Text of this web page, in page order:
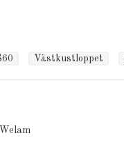
Västkustloppet